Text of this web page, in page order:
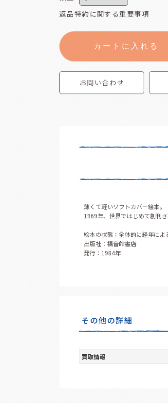
返品特約に関する重要事項
カートに入れる
お問い合わせ
薄くて軽いソフトカバー絵本。
1969年、世界ではじめて創刊
絵本の状態：全体的に経年によ
出版社：福音館書店
発行：1984年
その他の詳細
買取情報